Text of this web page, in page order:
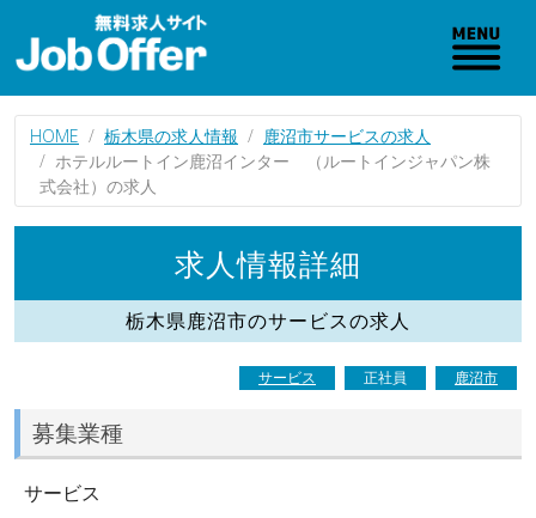
HOME 栃木県の求人情報
鹿沼市サービスの求人
ホテルルートイン鹿沼インター （ルートインジャパン株
式会社）の求人
求人情報詳細
栃木県鹿沼市のサービスの求人
サービス 正社員 鹿沼市
募集業種
サービス